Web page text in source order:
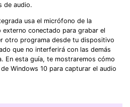
de audio.
usa el micrófono de la
conectado para grabar el
otro programa desde tu dispositivo
que no interferirá con las demás
En esta guía, te mostraremos cómo
Windows 10 para capturar el audio